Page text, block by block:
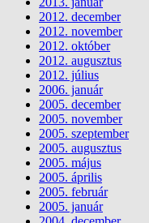
2012. december
2012. november
2012. október
2012. augusztus
2012. július
2006. január
2005. december
2005. november
2005. szeptember
2005. augusztus
2005. május
2005. április
2005. február
2005. január